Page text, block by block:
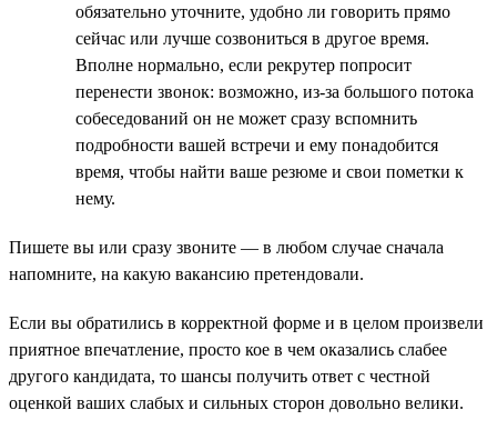
обязательно уточните, удобно ли говорить прямо
сейчас или лучше созвониться в другое время.
Вполне нормально, если рекрутер попросит
перенести звонок: возможно, из-за большого потока
собеседований он не может сразу вспомнить
подробности вашей встречи и ему понадобится
время, чтобы найти ваше резюме и свои пометки к
нему.
Пишете вы или сразу звоните — в любом случае сначала
напомните, на какую вакансию претендовали.
Если вы обратились в корректной форме и в целом произвели
приятное впечатление, просто кое в чем оказались слабее
другого кандидата, то шансы получить ответ с честной
оценкой ваших слабых и сильных сторон довольно велики.